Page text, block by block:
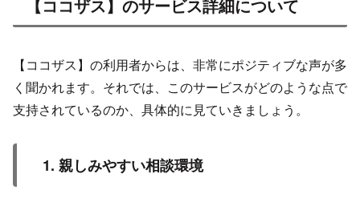
【ココザス】のサービス詳細について
​【ココザス】の利用者からは、非常にポジティブな声が多
く聞かれます。それでは、このサービスがどのような点で
支持されているのか、具体的に見ていきましょう。
1. 親しみやすい相談環境